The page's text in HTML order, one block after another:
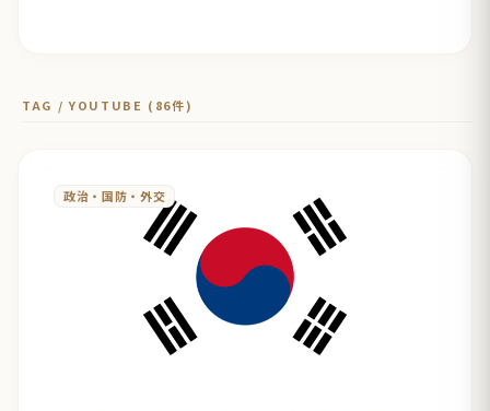
TAG / YOUTUBE (86件)
政治・国防・外交